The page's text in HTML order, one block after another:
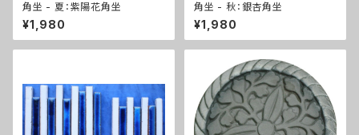
角坐 - 夏：紫陽花角坐
¥1,980
角坐 - 秋：銀杏角坐
¥1,980